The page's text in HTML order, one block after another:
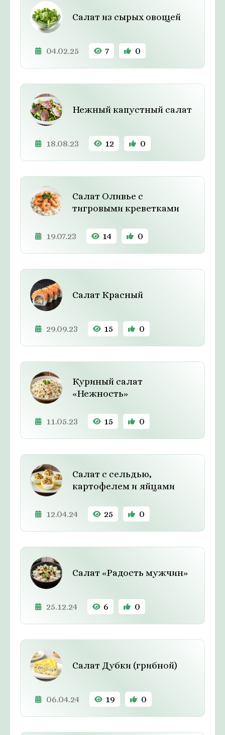
Салат из сырых овощей
04.02.25 7 0
Нежный капустный салат
18.08.23 12 0
Салат Оливье с
тигровыми креветками
19.07.23 14 0
Салат Красный
29.09.23 15 0
Куриный салат
«Нежность»
11.05.23 15 0
Cалат с сельдью,
картофелем и яйцами
12.04.24 25 0
Салат «Радость мужчин»
25.12.24 6 0
Салат Дубки (грибной)
06.04.24 19 0